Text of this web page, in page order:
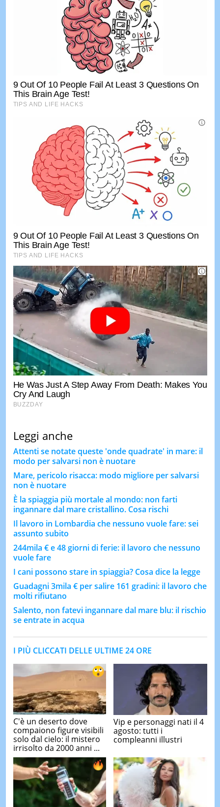
Leggi anche
Attenti se notate queste 'onde quadrate' in mare: il
modo per salvarsi non è nuotare
Mare, pericolo risacca: modo migliore per salvarsi
non è nuotare
È la spiaggia più mortale al mondo: non farti
ingannare dal mare cristallino. Cosa rischi
Il lavoro in Lombardia che nessuno vuole fare: sei
assunto subito
244mila € e 48 giorni di ferie: il lavoro che nessuno
vuole fare
I cani possono stare in spiaggia? Cosa dice la legge
Guadagni 3mila € per salire 161 gradini: il lavoro che
molti rifiutano
Salento, non fatevi ingannare dal mare blu: il rischio
se entrate in acqua
I PIÙ CLICCATI DELLE ULTIME 24 ORE
C'è un deserto dove
compaiono figure visibili
solo dal cielo: il mistero
irrisolto da 2000 anni ...
Vip e personaggi nati il 4
agosto: tutti i
compleanni illustri